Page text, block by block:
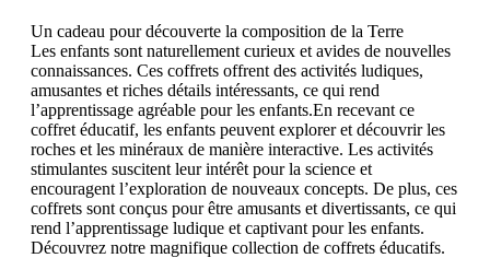
Un cadeau pour découverte la composition de la Terre
Les enfants sont naturellement curieux et avides de nouvelles
connaissances. Ces coffrets offrent des activités ludiques,
amusantes et riches détails intéressants, ce qui rend
l’apprentissage agréable pour les enfants.En recevant ce
coffret éducatif, les enfants peuvent explorer et découvrir les
roches et les minéraux de manière interactive. Les activités
stimulantes suscitent leur intérêt pour la science et
encouragent l’exploration de nouveaux concepts. De plus, ces
coffrets sont conçus pour être amusants et divertissants, ce qui
rend l’apprentissage ludique et captivant pour les enfants.
Découvrez notre magnifique collection de coffrets éducatifs.